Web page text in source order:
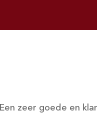
Een zeer goede en